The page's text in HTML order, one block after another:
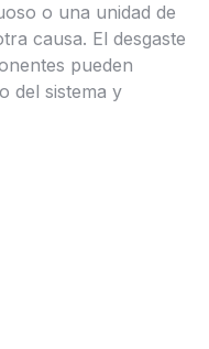
o una unidad de
causa. El desgaste
pueden
del sistema y